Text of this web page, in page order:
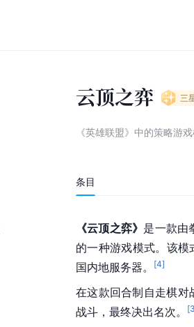
云顶之弈 三
《英雄联盟》中的策略游
条目
《云顶之弈》 是一款由
的一种游戏模式。该模
国内地服务器。
[4]
在这款回合制自走棋对
战斗，最终决出名次。
[